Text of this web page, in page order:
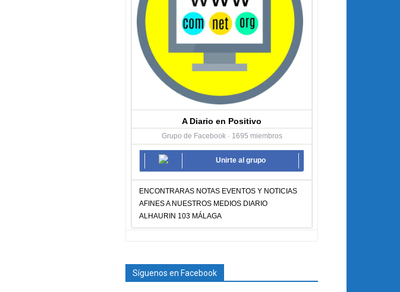
A Diario en Positivo
Grupo de Facebook · 1695 miembros
Unirte al grupo
ENCONTRARAS NOTAS EVENTOS Y NOTICIAS
AFINES A NUESTROS MEDIOS DIARIO
ALHAURIN 103 MÁLAGA
Síguenos en Facebook